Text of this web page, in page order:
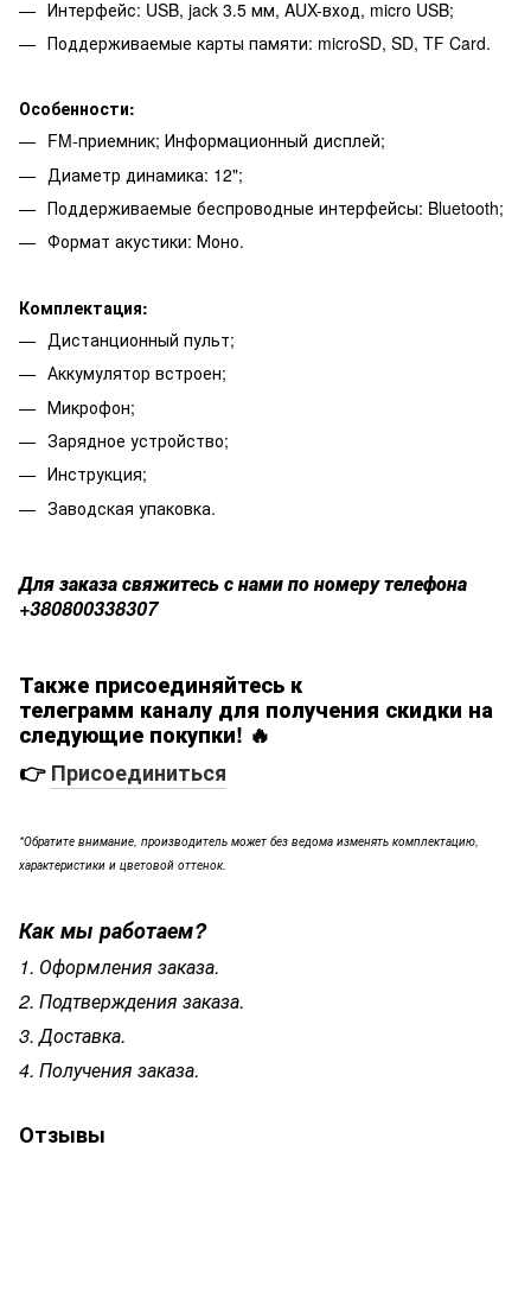
Интерфейс: USB, jack 3.5 мм, AUX-вход, micro USB;
Поддерживаемые карты памяти: microSD, SD, TF Card.
Особенности:
FM-приемник; Информационный дисплей;
Диаметр динамика: 12";
Поддерживаемые беспроводные интерфейсы: Bluetooth;
Формат акустики: Моно.
Комплектация:
Дистанционный пульт;
Аккумулятор встроен;
Микрофон;
Зарядное устройство;
Инструкция;
Заводская упаковка.
Для заказа свяжитесь с нами по номеру телефона
+380800338307
Также присоединяйтесь к
телеграмм каналу для получения скидки на
следующие покупки! 🔥
👉Присоединиться
*Обратите внимание, производитель может без ведома изменять комплектацию,
характеристики и цветовой оттенок.
Как мы работаем?
1. Оформления заказа.
2. Подтверждения заказа.
3. Доставка.
4. Получения заказа.
Отзывы